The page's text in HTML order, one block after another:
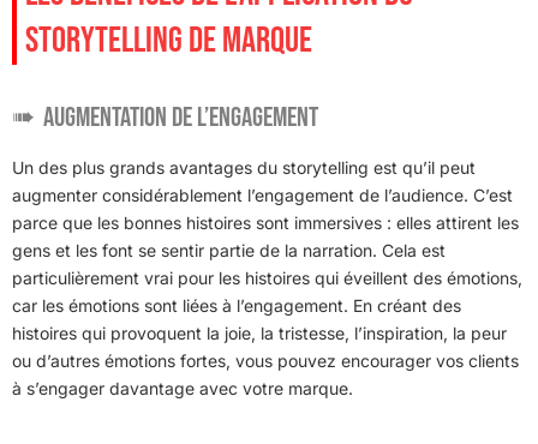
STORYTELLING DE MARQUE
Augmentation de l’engagement
Un des plus grands avantages du storytelling est qu’il peut
augmenter considérablement l’engagement de l’audience. C’est
parce que les bonnes histoires sont immersives : elles attirent les
gens et les font se sentir partie de la narration. Cela est
particulièrement vrai pour les histoires qui éveillent des émotions,
car les émotions sont liées à l’engagement. En créant des
histoires qui provoquent la joie, la tristesse, l’inspiration, la peur
ou d’autres émotions fortes, vous pouvez encourager vos clients
à s’engager davantage avec votre marque.